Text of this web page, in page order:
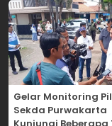
Gelar Monitoring
Sekda Purwakarta